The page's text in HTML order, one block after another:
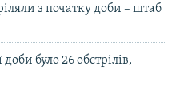
з початку доби – штаб
було 26 обстрілів,